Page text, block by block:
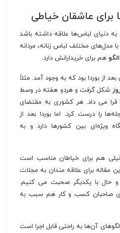
برای عاشقان خیاطی
لباس‌ها علاقه داشته باشد
مدل‌های مختلف لباس زنانه، مردانه
الگو هم برای خریدارانش دارد.
از بوردا بود که به وجود آمد. مثلاً
شکل گرفت و هردو هفته در وسط
قرا می داد. هر کشوری به مقتضای
را درست کرد. اما بوردا بعد از
ویژه‌ای بین کشورها دارد و به
هم برای خیاطان مناسب است
مقاله برای علاقه مندان به مجلات
و حال با یکدیگر صحبت می کنیم.
صاحبان کسب و کار هم سبب به
آن‌ها به راحتی قابل اجرا است